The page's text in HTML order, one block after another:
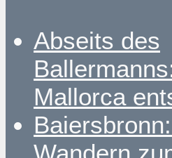
Abseits des
Mallorca
Wandern